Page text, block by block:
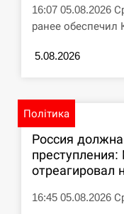
12:53
Украины,
СЕРПЕНЬ
12:23
Силы обороны
переправу,
16:07 05.08.2026
ранее
5.08.2026
Політика
Россия
отреагировал
16:45 05.08.2026